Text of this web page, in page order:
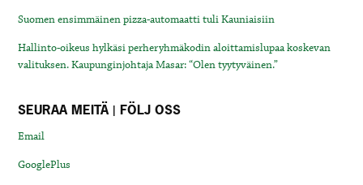
Suomen ensimmäinen pizza-automaatti tuli Kauniaisiin
Hallinto-oikeus hylkäsi perheryhmäkodin aloittamislupaa koskevan
valituksen. Kaupunginjohtaja Masar: “Olen tyytyväinen.”
SEURAA MEITÄ | FÖLJ OSS
Email
GooglePlus